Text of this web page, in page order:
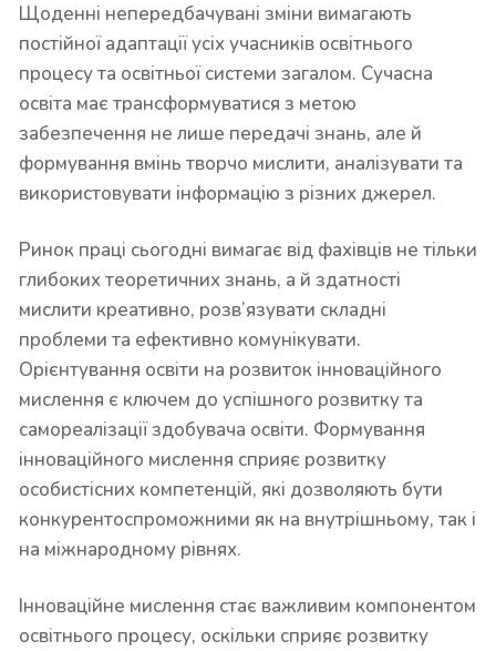
Щоденні непередбачувані зміни вимагають
постійної адаптації усіх учасників освітнього
процесу та освітньої системи загалом. Сучасна
освіта має трансформуватися з метою
забезпечення не лише передачі знань, але й
формування вмінь творчо мислити, аналізувати та
використовувати інформацію з різних джерел.
Ринок праці сьогодні вимагає від фахівців не тільки
глибоких теоретичних знань, а й здатності
мислити креативно, розв’язувати складні
проблеми та ефективно комунікувати.
Орієнтування освіти на розвиток інноваційного
мислення є ключем до успішного розвитку та
самореалізації здобувача освіти. Формування
інноваційного мислення сприяє розвитку
особистісних компетенцій, які дозволяють бути
конкурентоспроможними як на внутрішньому, так і
на міжнародному рівнях.
Інноваційне мислення стає важливим компонентом
освітнього процесу, оскільки сприяє розвитку